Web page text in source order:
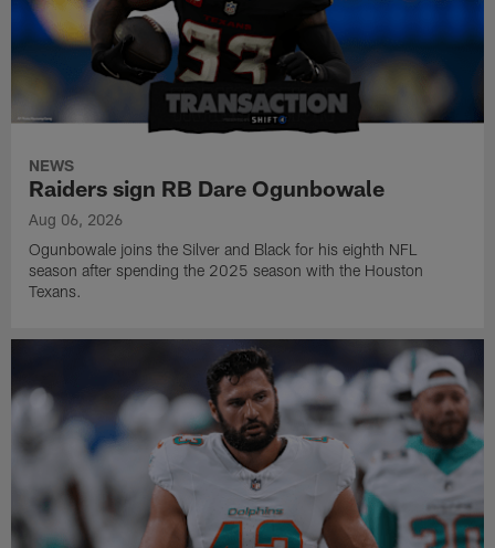
NEWS
Raiders sign RB Dare Ogunbowale
Aug 06, 2026
Ogunbowale joins the Silver and Black for his eighth NFL
season after spending the 2025 season with the Houston
Texans.